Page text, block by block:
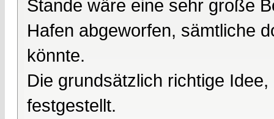
Stande wäre eine sehr große
Hafen abgeworfen, sämtliche
könnte.
Die grundsätzlich richtige
festgestellt.